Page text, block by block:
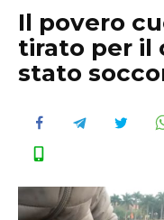
Il povero
tirato per il
stato